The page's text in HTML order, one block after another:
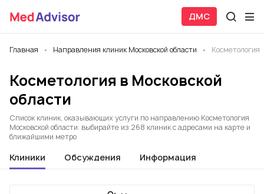
ДМС
Главная Направления клиник Московской области Косметология
Косметология в Московской
области
Список клиник, оказывающих услуги по направлению Косметология
Московской области: выбирайте из 268 клиник с адресами на карте и
ближайшими метро
Клиники Обсуждения Информация